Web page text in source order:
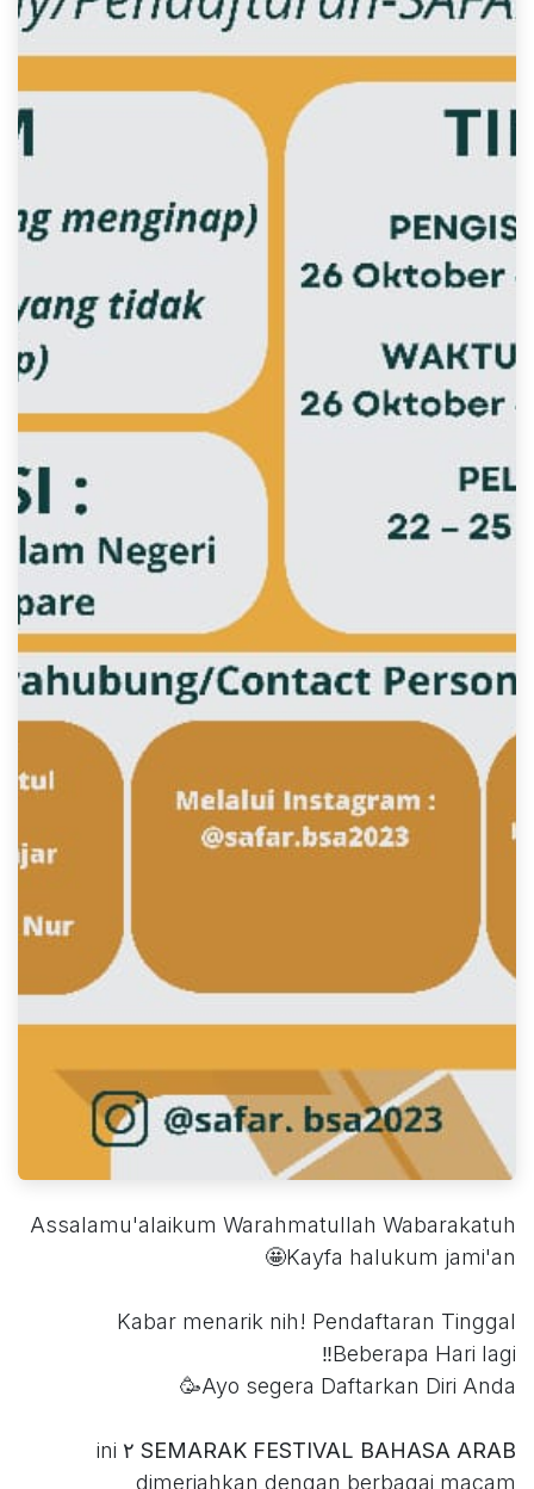
Assalamu'alaikum Warahmatullah Wabarakatuh
Kayfa halukum jami'an🤩
Kabar menarik nih! Pendaftaran Tinggal
Beberapa Hari lagi‼️
Ayo segera Daftarkan Diri Anda🥳
SEMARAK FESTIVAL BAHASA ARAB ٢
ini
dimeriahkan dengan berbagai macam